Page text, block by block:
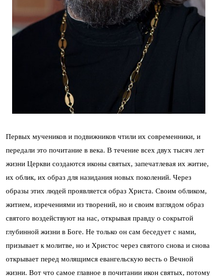
Первых мучеников и подвижников чтили их современники, и
передали это почитание в века. В течение всех двух тысяч лет
жизни Церкви создаются иконы святых, запечатлевая их житие,
их облик, их образ для назидания новых поколений. Через
образы этих людей проявляется образ Христа. Своим обликом,
житием, изречениями из творений, но и своим взглядом образ
святого воздействуют на нас, открывая правду о сокрытой
глубинной жизни в Боге. Не только он сам беседует с нами,
призывает к молитве, но и Христос через святого снова и снова
открывает перед молящимся евангельскую весть о Вечной
жизни. Вот что самое главное в почитании икон святых, потому